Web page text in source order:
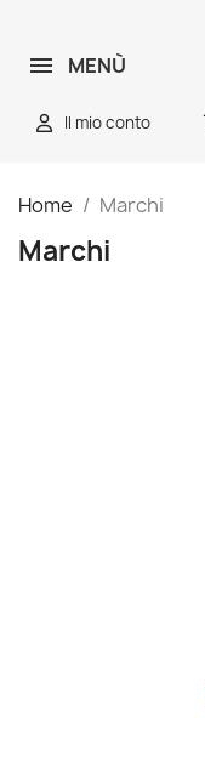
MENÙ
Il mio conto
Home Marchi
Marchi